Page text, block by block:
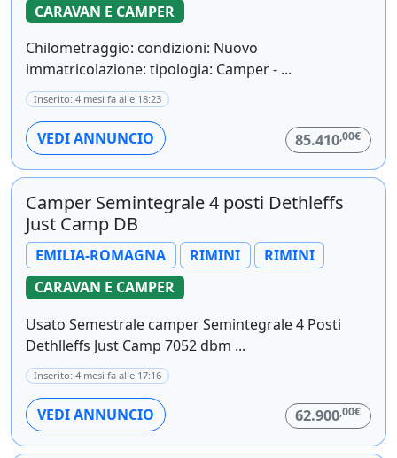
CARAVAN E CAMPER
Chilometraggio: condizioni: Nuovo
immatricolazione: tipologia: Camper - ...
Inserito: 4 mesi fa alle 18:23
VEDI ANNUNCIO 85.410,00€
Camper Semintegrale 4 posti Dethleffs
Just Camp DB
EMILIA-ROMAGNA RIMINI
RIMINI
CARAVAN E CAMPER
Usato Semestrale camper Semintegrale 4 Posti
Dethlleffs Just Camp 7052 dbm ...
Inserito: 4 mesi fa alle 17:16
VEDI ANNUNCIO 62.900,00€